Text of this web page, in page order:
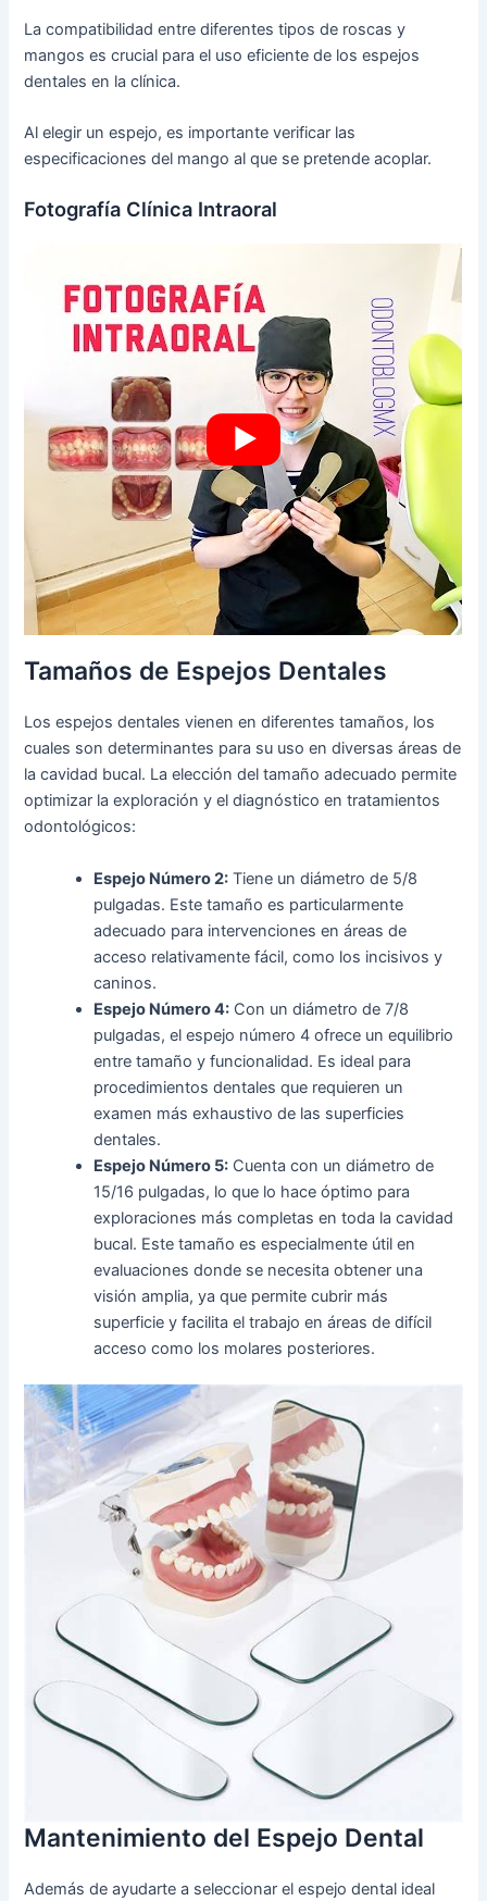
La compatibilidad entre diferentes tipos de roscas y
mangos es crucial para el uso eficiente de los espejos
dentales en la clínica.
Al elegir un espejo, es importante verificar las
especificaciones del mango al que se pretende acoplar.
Fotografía Clínica Intraoral
Tamaños de Espejos Dentales
Los espejos dentales vienen en diferentes tamaños, los
cuales son determinantes para su uso en diversas áreas de
la cavidad bucal. La elección del tamaño adecuado permite
optimizar la exploración y el diagnóstico en tratamientos
odontológicos:
Espejo Número 2: Tiene un diámetro de 5/8
pulgadas. Este tamaño es particularmente
adecuado para intervenciones en áreas de
acceso relativamente fácil, como los incisivos y
caninos.
Espejo Número 4: Con un diámetro de 7/8
pulgadas, el espejo número 4 ofrece un equilibrio
entre tamaño y funcionalidad. Es ideal para
procedimientos dentales que requieren un
examen más exhaustivo de las superficies
dentales.
Espejo Número 5: Cuenta con un diámetro de
15/16 pulgadas, lo que lo hace óptimo para
exploraciones más completas en toda la cavidad
bucal. Este tamaño es especialmente útil en
evaluaciones donde se necesita obtener una
visión amplia, ya que permite cubrir más
superficie y facilita el trabajo en áreas de difícil
acceso como los molares posteriores.
Mantenimiento del Espejo Dental
Además de ayudarte a seleccionar el espejo dental ideal